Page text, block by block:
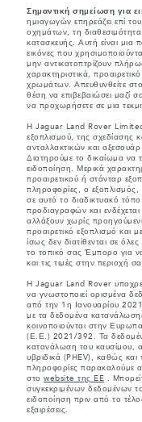
Σημαντική σημείωση για
ημιαγωγών επηρεάζει επί
οχημάτων, τη
κατασκευής. Αυτή είναι μια
εικόνες που
μην αντικατοπτρίζουν
χαρακτηριστικά,
χρωμάτων. Απευθυνθείτε
θέση να επιβεβαιώσει μαζί
να προχωρήσετε σε μια
Η Jaguar Land Rover
εξοπλισμού, της σχεδίασης
ανταλλακτικών και αξεσουάρ
Διατηρούμε το δικαίωμα να
ειδοποίηση. Μερικά
προαιρετικού ή στάνταρ
πληροφορίες, ο εξοπλισμός,
σε αυτό το διαδικτυακό
προδιαγραφών και
αλλάξουν χωρίς
προαιρετικό εξοπλισμό και
ίσως δεν διατίθενται σε
το τοπικό σας Έμπορο για
και τις τιμές στην περιοχή
Η Jaguar Land Rover
να γνωστοποιεί ορισμένα
από την 1η Ιανουαρίου
με τα δεδομένα
κοινοποιούνται στην
(Ε.Ε.) 2021/392. Τα δεδομένα
κατανάλωση του καυσίμου,
υβριδικά (PHEV), καθώς και
πληροφορίες παρακαλούμε
στο website της EE .
συγκεκριμένων δεδομένων
ειδοποίηση πριν από το
εξαιρέσεις.